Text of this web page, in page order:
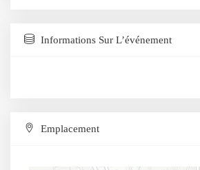
Informations Sur L’événement
Emplacement